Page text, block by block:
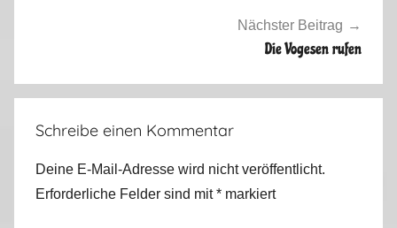
Nächster Beitrag
Die Vogesen rufen
Schreibe einen Kommentar
Deine E-Mail-Adresse wird nicht veröffentlicht.
Erforderliche Felder sind mit* markiert